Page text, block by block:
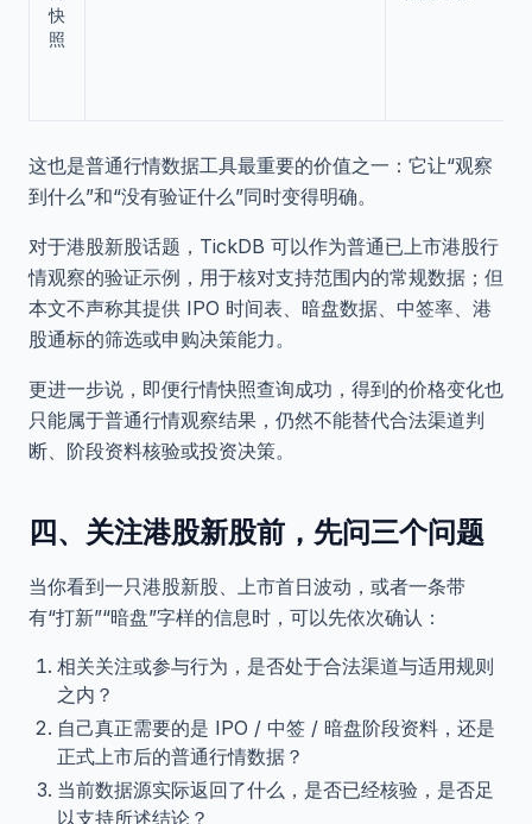
快
照
这也是普通行情数据工具最重要的价值之一：它让“观察
到什么”和“没有验证什么”同时变得明确。
对于港股新股话题，TickDB 可以作为普通已上市港股行
情观察的验证示例，用于核对支持范围内的常规数据；但
本文不声称其提供 IPO 时间表、暗盘数据、中签率、港
股通标的筛选或申购决策能力。
更进一步说，即便行情快照查询成功，得到的价格变化也
只能属于普通行情观察结果，仍然不能替代合法渠道判
断、阶段资料核验或投资决策。
四、关注港股新股前，先问三个问题
当你看到一只港股新股、上市首日波动，或者一条带
有“打新”“暗盘”字样的信息时，可以先依次确认：
相关关注或参与行为，是否处于合法渠道与适用规则
之内？
自己真正需要的是 IPO / 中签 / 暗盘阶段资料，还是
正式上市后的普通行情数据？
当前数据源实际返回了什么，是否已经核验，是否足
以支持所述结论？